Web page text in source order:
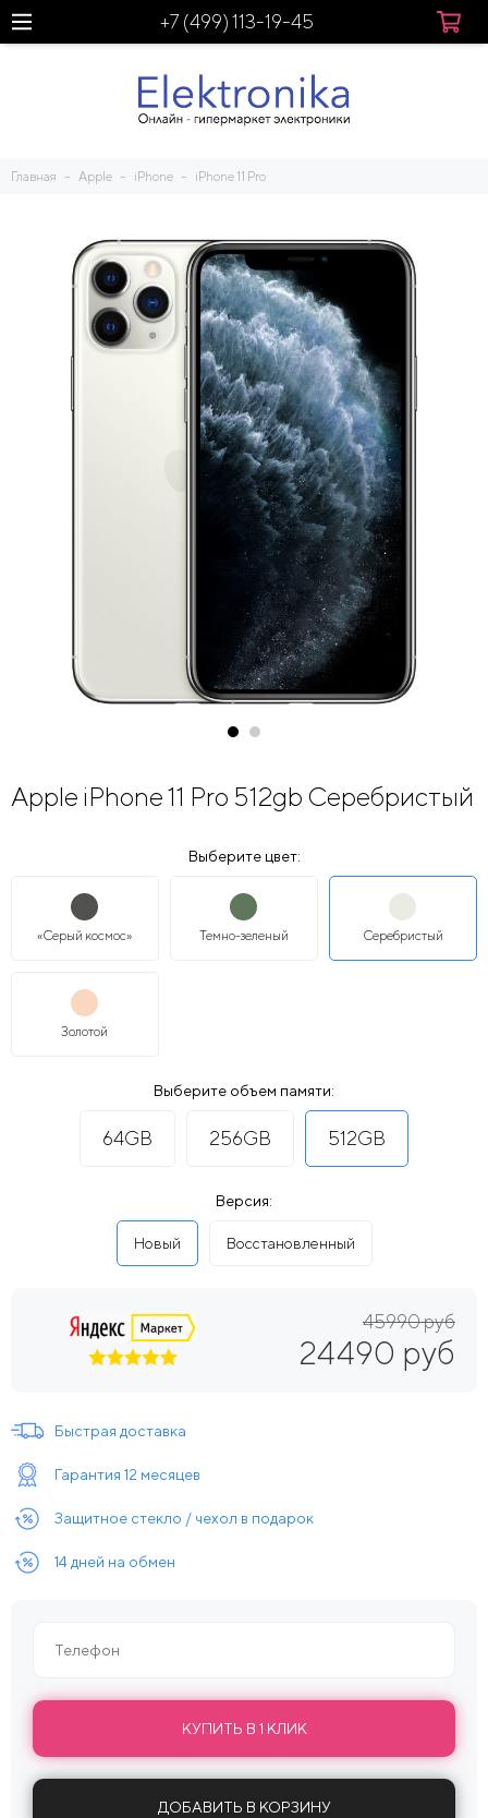
+7 (499) 113-19-45
Главная Apple iPhone iPhone 11 Pro
Apple iPhone 11 Pro 512gb Серебристый
Выберите цвет:
«Серый космос» Темно-зеленый Серебристый
Золотой
Выберите объем памяти:
64GB 256GB 512GB
Версия:
Новый Восстановленный
45990 руб
24490 руб
Быстрая доставка
Гарантия 12 месяцев
Защитное стекло / чехол в подарок
14 дней на обмен
КУПИТЬ В 1 КЛИК
ДОБАВИТЬ В КОРЗИНУ